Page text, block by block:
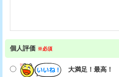
個人評価 ※必須
大満足！最高！